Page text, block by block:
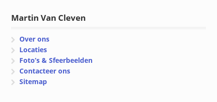
Martin Van Cleven
Over ons
Locaties
Foto’s & Sfeerbeelden
Contacteer ons
Sitemap